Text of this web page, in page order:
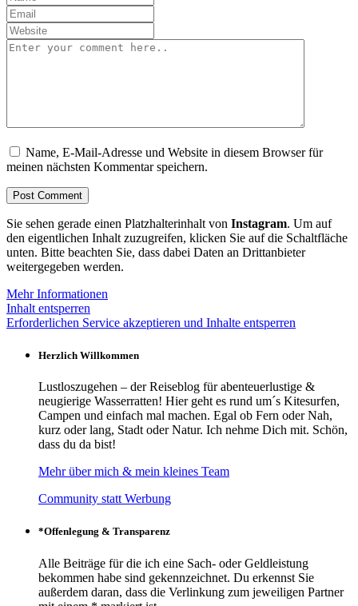
Name, E-Mail-Adresse und Website in diesem Browser für
meinen nächsten Kommentar speichern.
Sie sehen gerade einen Platzhalterinhalt von Instagram. Um auf
den eigentlichen Inhalt zuzugreifen, klicken Sie auf die Schaltfläche
unten. Bitte beachten Sie, dass dabei Daten an Drittanbieter
weitergegeben werden.
Mehr Informationen
Inhalt entsperren
Erforderlichen Service akzeptieren und Inhalte entsperren
Herzlich Willkommen
Lustloszugehen – der Reiseblog für abenteuerlustige &
neugierige Wasserratten! Hier geht es rund um´s Kitesurfen,
Campen und einfach mal machen. Egal ob Fern oder Nah,
kurz oder lang, Stadt oder Natur. Ich nehme Dich mit. Schön,
dass du da bist!
Mehr über mich & mein kleines Team
Community statt Werbung
*Offenlegung & Transparenz
Alle Beiträge für die ich eine Sach- oder Geldleistung
bekommen habe sind gekennzeichnet. Du erkennst Sie
außerdem daran, dass die Verlinkung zum jeweiligen Partner